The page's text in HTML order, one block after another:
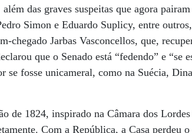
das graves suspeitas que agora
Simon e Eduardo Suplicy, entre
Jarbas Vasconcellos, que,
que o Senado está “fedendo” e “se
fosse unicameral, como na Suécia,
de 1824, inspirado na Câmara dos
Com a República, a Casa perdeu